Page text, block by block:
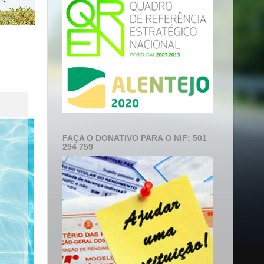
FAÇA O DONATIVO PARA O NIF: 501
294 759